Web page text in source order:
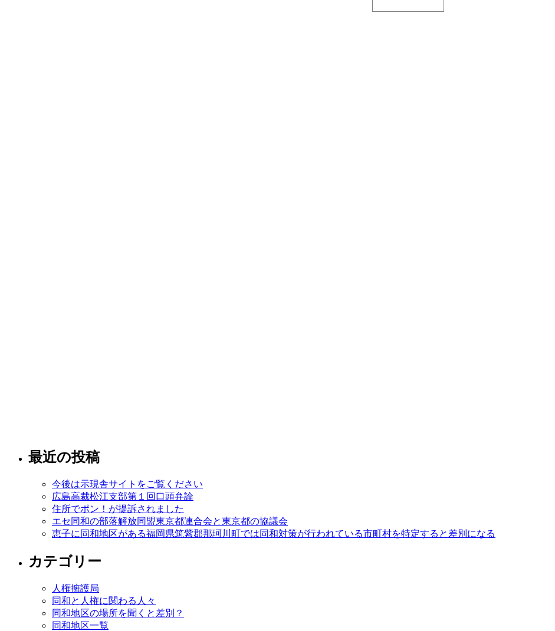
最近の投稿
今後は示現舎サイトをご覧ください
広島高裁松江支部第１回口頭弁論
住所でポン！が提訴されました
エセ同和の部落解放同盟東京都連合会と東京都の協議会
恵子に同和地区がある福岡県筑紫郡那珂川町では同和対策が行われている市町村を特定すると差別になる
カテゴリー
人権擁護局
同和と人権に関わる人々
同和地区の場所を聞くと差別？
同和地区一覧